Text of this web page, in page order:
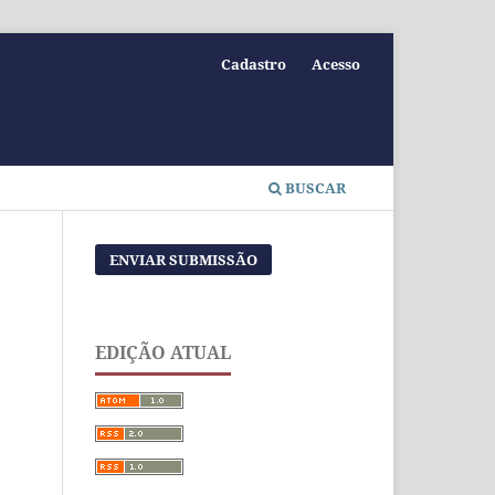
BUSCAR
Cadastro Acesso
ENVIAR SUBMISSÃO
EDIÇÃO ATUAL